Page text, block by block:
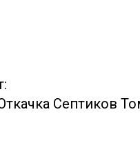
Септиков